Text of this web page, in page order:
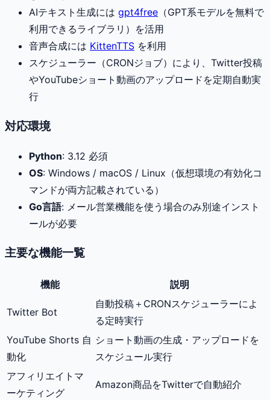
AIテキスト生成には gpt4free （GPT系モデルを無料で
利用できるライブラリ）を活用
音声合成には KittenTTS を利用
スケジューラー（CRONジョブ）により、Twitter投稿
やYouTubeショート動画のアップロードを定期自動実
行
対応環境
Python: 3.12 必須
OS: Windows / macOS / Linux（仮想環境の有効化コ
マンドが両方記載されている）
Go言語: メール営業機能を使う場合のみ別途インスト
ールが必要
主要な機能一覧
機能 説明
Twitter Bot
自動投稿＋CRONスケジューラーによ
る定時実行
YouTube Shorts 自
動化
ショート動画の生成・アップロードを
スケジュール実行
アフィリエイトマ
ーケティング
Amazon商品をTwitterで自動紹介